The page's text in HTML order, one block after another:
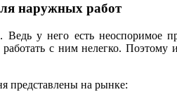
наружных работ
у него есть неоспоримое
с ним нелегко. Поэтому
представлены на рынке: